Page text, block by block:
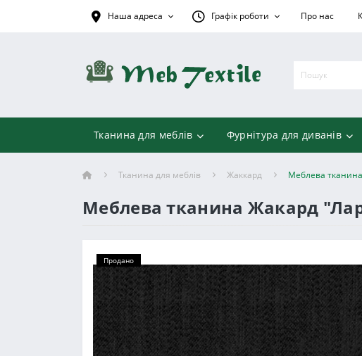
Наша адреса Графік роботи Про нас
Тканина для меблів Фурнітура для диванів
Тканина для меблів Жаккард Меблева
Меблева тканина Жакард
Продано